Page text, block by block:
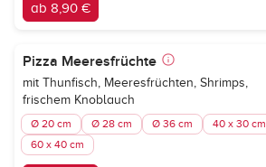
ab 8,90 €
Pizza Meeresfrüchte
mit Thunfisch, Meeresfrüchten, Shrimps,
frischem Knoblauch
Ø 20 cm Ø 28 cm Ø 36 cm
40 x 30 cm
60 x 40 cm